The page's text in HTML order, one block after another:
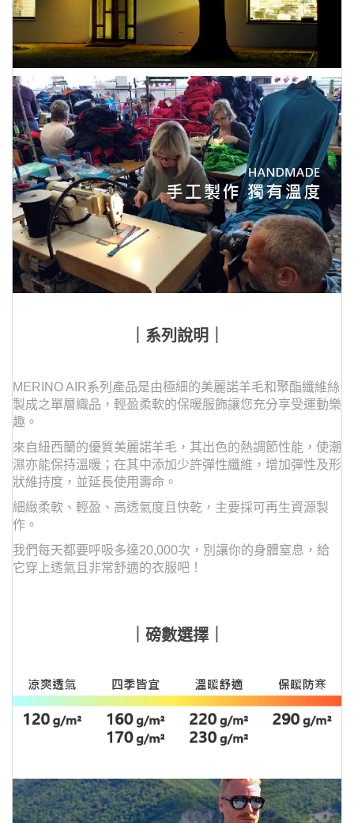
｜系列說明｜
MERINO AIR系列產品是由極細的美麗諾羊毛和聚酯纖維絲
製成之單層織品，輕盈柔軟的保暖服飾讓您充分享受運動樂
趣。
來自紐西蘭的優質美麗諾羊毛，其出色的熱調節性能，使潮
濕亦能保持溫暖；在其中添加少許彈性纖維，增加彈性及形
狀維持度，並延長使用壽命。
細緻柔軟、輕盈、高透氣度且快乾，主要採可再生資源製
作。
我們每天都要呼吸多達20,000次， 別讓你的身體窒息，給
它穿上透氣且非常舒適的衣服吧！
｜磅數選擇｜